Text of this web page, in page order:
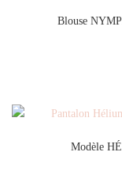
Blouse
Modèle